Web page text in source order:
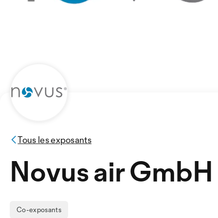
Tous les exposants
Novus air GmbH
Co-exposants